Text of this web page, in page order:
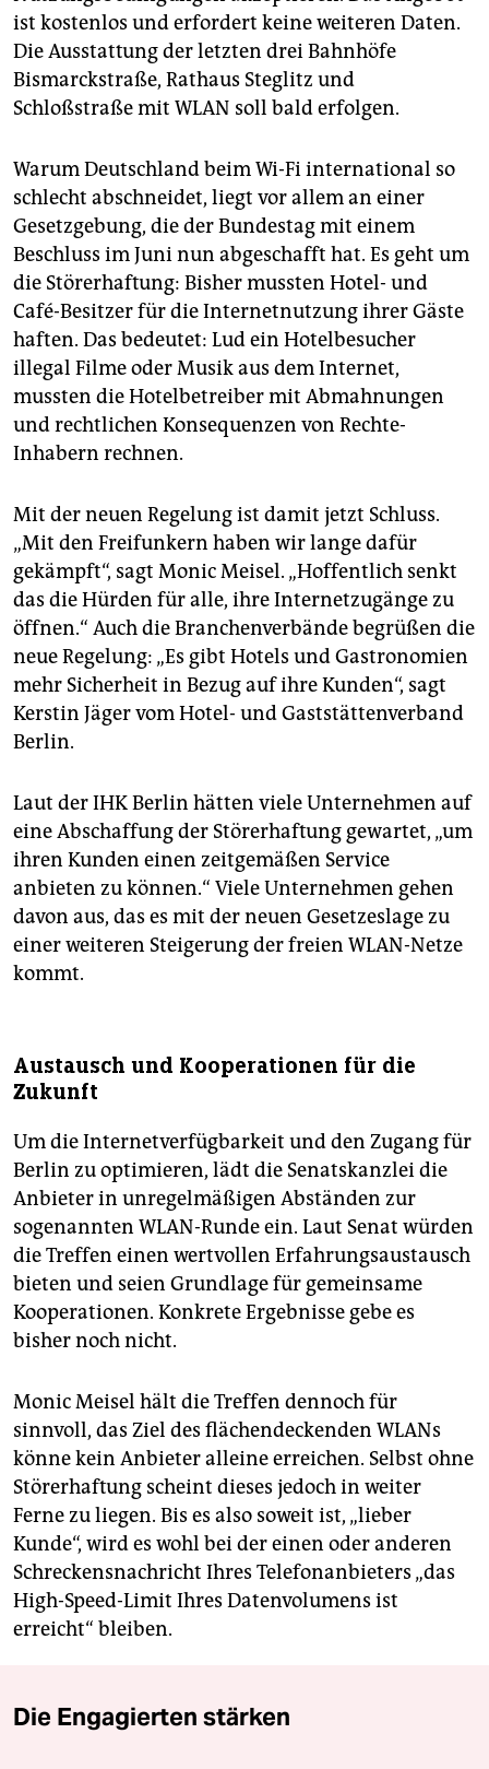
ist kostenlos und erfordert keine weiteren Daten.
Die Ausstattung der letzten drei Bahnhöfe
Bismarckstraße, Rathaus Steglitz und
Schloßstraße mit WLAN soll bald erfolgen.
Warum Deutschland beim Wi-Fi international so
schlecht abschneidet, liegt vor allem an einer
Gesetzgebung, die der Bundestag mit einem
Beschluss im Juni nun abgeschafft hat. Es geht um
die Störerhaftung: Bisher mussten Hotel- und
Café-Besitzer für die Internetnutzung ihrer Gäste
haften. Das bedeutet: Lud ein Hotelbesucher
illegal Filme oder Musik aus dem Internet,
mussten die Hotelbetreiber mit Abmahnungen
und rechtlichen Konsequenzen von Rechte-
Inhabern rechnen.
Mit der neuen Regelung ist damit jetzt Schluss.
„Mit den Freifunkern haben wir lange dafür
gekämpft“, sagt Monic Meisel. „Hoffentlich senkt
das die Hürden für alle, ihre Internetzugänge zu
öffnen.“ Auch die Branchenverbände begrüßen die
neue Regelung: „Es gibt Hotels und Gastronomien
mehr Sicherheit in Bezug auf ihre Kunden“, sagt
Kerstin Jäger vom Hotel- und Gaststättenverband
Berlin.
Laut der IHK Berlin hätten viele Unternehmen auf
eine Abschaffung der Störerhaftung gewartet, „um
ihren Kunden einen zeitgemäßen Service
anbieten zu können.“ Viele Unternehmen gehen
davon aus, das es mit der neuen Gesetzeslage zu
einer weiteren Steigerung der freien WLAN-Netze
kommt.
Austausch und Kooperationen für die
Zukunft
Um die Internetverfügbarkeit und den Zugang für
Berlin zu optimieren, lädt die Senatskanzlei die
Anbieter in unregelmäßigen Abständen zur
sogenannten WLAN-Runde ein. Laut Senat würden
die Treffen einen wertvollen Erfahrungsaustausch
bieten und seien Grundlage für gemeinsame
Kooperationen. Konkrete Ergebnisse gebe es
bisher noch nicht.
Monic Meisel hält die Treffen dennoch für
sinnvoll, das Ziel des flächendeckenden WLANs
könne kein Anbieter alleine erreichen. Selbst ohne
Störerhaftung scheint dieses jedoch in weiter
Ferne zu liegen. Bis es also soweit ist, „lieber
Kunde“, wird es wohl bei der einen oder anderen
Schreckensnachricht Ihres Telefonanbieters „das
High-Speed-Limit Ihres Datenvolumens ist
erreicht“ bleiben.
Die Engagierten stärken